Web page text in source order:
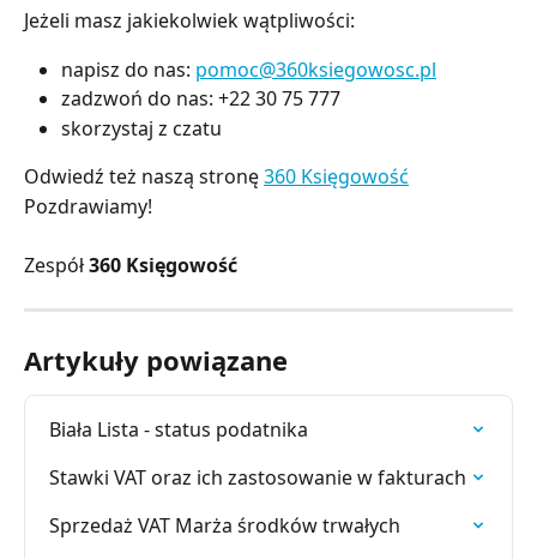
Jeżeli masz jakiekolwiek wątpliwości:
napisz do nas: pomoc@360ksiegowosc.pl
zadzwoń do nas: +22 30 75 777
skorzystaj z czatu
Odwiedź też naszą stronę360 Księgowość
Pozdrawiamy!
Zespół360 Księgowość
Artykuły powiązane
Biała Lista - status podatnika
Stawki VAT oraz ich zastosowanie w fakturach
Sprzedaż VAT Marża środków trwałych